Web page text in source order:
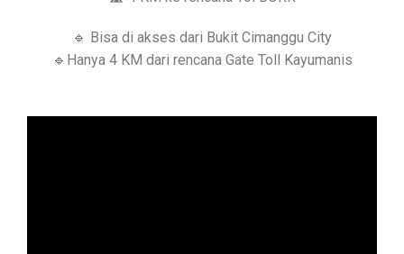
🔹 Bisa di akses dari Bukit Cimanggu City
🔹Hanya 4 KM dari rencana Gate Toll Kayumanis